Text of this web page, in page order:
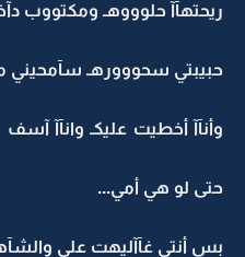
ريحتهآآ حلوووهـ ومكتووب
حبيبتي سحووورهـ سآمحيني
وأنآآ أخطيت عليكـ وانآآ
حتى لو هي أمي...
بس أنتي غآآليهت علي